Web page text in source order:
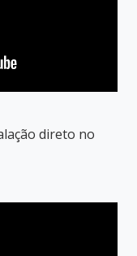
direto no